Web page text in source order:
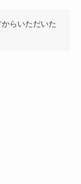
らいただいた